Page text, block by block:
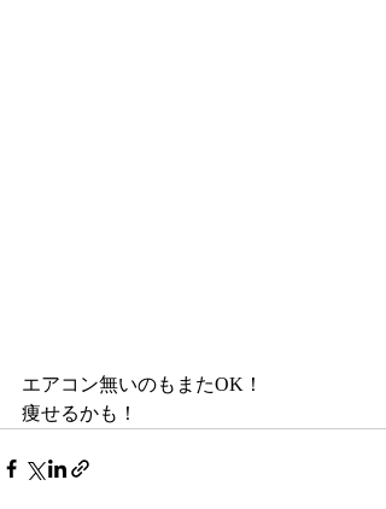
エアコン無いのもまたOK！
痩せるかも！